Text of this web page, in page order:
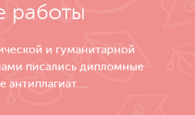
работы
и гуманитарной
писались дипломные